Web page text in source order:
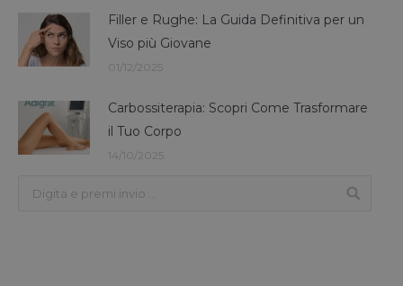
Filler e Rughe: La Guida Definitiva per un
Viso più Giovane
01/12/2025
Carbossiterapia: Scopri Come Trasformare
il Tuo Corpo
14/10/2025